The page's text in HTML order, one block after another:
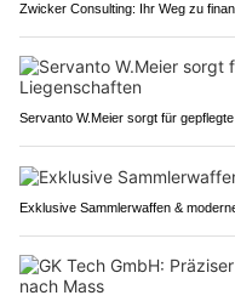
Zwicker Consulting: Ihr Weg zu
Servanto W.Meier sorgt für
Exklusive Sammlerwaffen &